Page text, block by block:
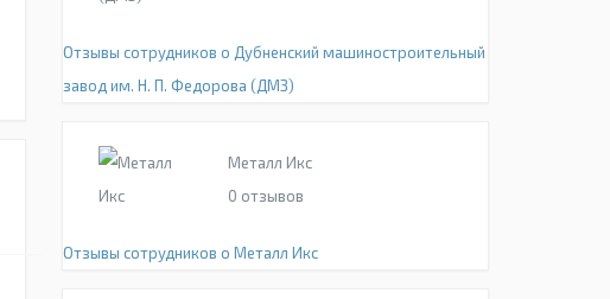
Отзывы сотрудников о Дубненский машиностроительный
завод им. Н. П. Федорова (ДМЗ)
Металл Икс
0 отзывов
Отзывы сотрудников о Металл Икс